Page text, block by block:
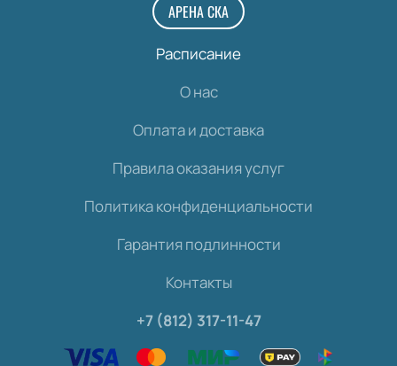
АРЕНА СКА
Расписание
О нас
Оплата и доставка
Правила оказания услуг
Политика конфиденциальности
Гарантия подлинности
Контакты
+7 (812) 317-11-47